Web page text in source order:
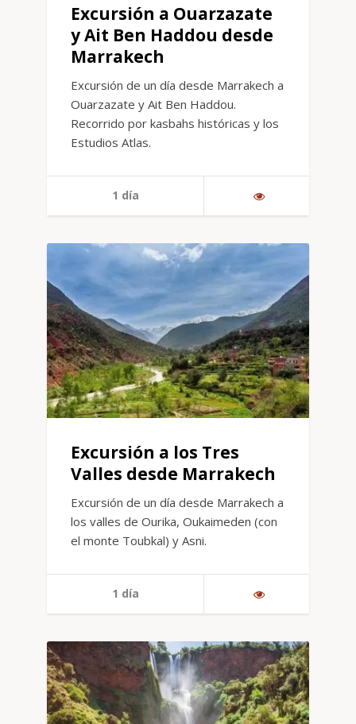
Excursión a Ouarzazate
y Ait Ben Haddou desde
Marrakech
Excursión de un día desde Marrakech a
Ouarzazate y Ait Ben Haddou.
Recorrido por kasbahs históricas y los
Estudios Atlas.
1 día
Excursión a los Tres
Valles desde Marrakech
Excursión de un día desde Marrakech a
los valles de Ourika, Oukaimeden (con
el monte Toubkal) y Asni.
1 día